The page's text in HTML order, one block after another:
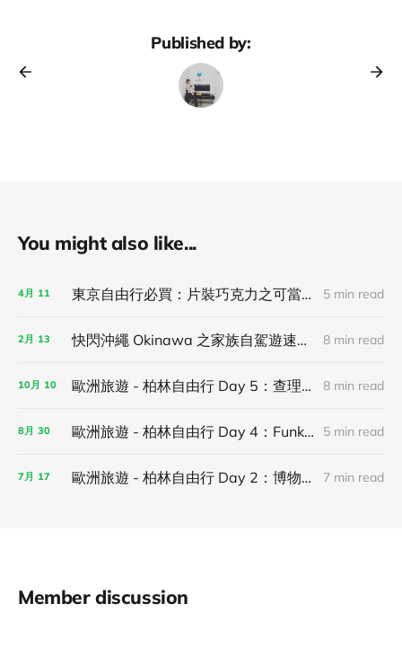
Published by:
You might also like...
4月 11 東京自由行必買：片裝巧克力之可當伴手禮，亦可獨享！ 5 min read
2月 13 快閃沖繩 Okinawa 之家族自駕遊速記！ 8 min read
10月 10 歐洲旅遊 - 柏林自由行 Day 5：查理檢查哨、新國家美術館 和街頭藝術聖地 Urban Nation！ 8 min read
8月 30 歐洲旅遊 - 柏林自由行 Day 4：Funkhaus Berlin（MONOM）、Tempodrom Berlin 看演唱會！ 5 min read
7月 17 歐洲旅遊 - 柏林自由行 Day 2：博物館島、歷史地標東德記憶巡禮與布蘭登堡門！ 7 min read
Member discussion